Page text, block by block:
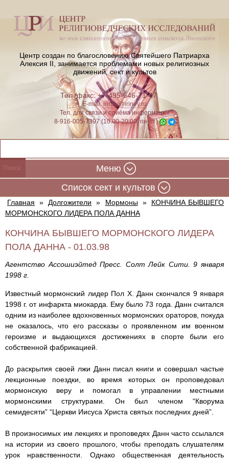
Центр создан по благословению Святейшего Патриарха
Алексия II, занимается проблемами новых религиозных
движений, сект и культов
Тел./факс: +7-495-646-71-47
E-mail:iriney@iriney.ru
Тел. для связи и приёма информации
8-916-005-7397 (10:00-20:00, пн-пт)
Меню
Cписок сект и культов
Главная » Долгожители » Мормоны »
КОНЧИНА БЫВШЕГО
МОРМОНСКОГО ЛИДЕРА ПОЛА ДАННА
КОНЧИНА БЫВШЕГО МОРМОНСКОГО ЛИДЕРА
ПОЛА ДАННА - 01.03.98
Агентство Ассошиэйтед Пресс. Солт Лейк Сити. 9 января
1998 г.
Известный мормонский лидер Пол Х. Данн скончался 9 января
1998 г. от инфаркта миокарда. Ему было 73 года. Данн считался
одним из наиболее вдохновенных мормонских ораторов, покуда
не оказалось, что его рассказы о проявленном им военном
героизме и выдающихся достижениях в спорте были его
собственной фабрикацией.
До раскрытия своей лжи Данн писал книги и совершал частые
лекционные поездки, во время которых он проповедовал
мормонскую веру и помогал в управлении местными
мормонскими структурами. Он был членом “Кворума
семидесяти” “Церкви Иисуса Христа святых последних дней”.
В произносимых им лекциях и проповедях Данн часто ссылался
на истории из своего прошлого, чтобы преподать слушателям
урок нравственности. Однако общественная деятельность